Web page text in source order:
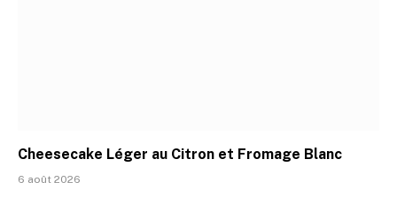
Cheesecake Léger au Citron et Fromage Blanc
6 août 2026